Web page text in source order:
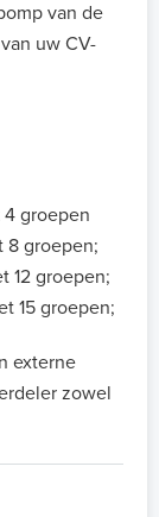
van de
uw CV-
4 groepen
8 groepen;
12 groepen;
15 groepen;
externe
zowel